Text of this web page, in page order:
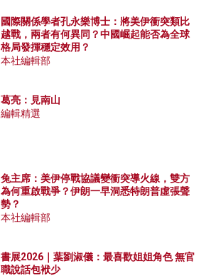
國際關係學者孔永樂博士：將美伊衝突類比
越戰，兩者有何異同？中國崛起能否為全球
格局發揮穩定效用？
本社編輯部
葛亮：見南山
編輯精選
兔主席：美伊停戰協議變衝突導火線，雙方
為何重啟戰爭？伊朗一早洞悉特朗普虛張聲
勢？
本社編輯部
書展2026｜葉劉淑儀：最喜歡姐姐角色 無官
職說話包袱少